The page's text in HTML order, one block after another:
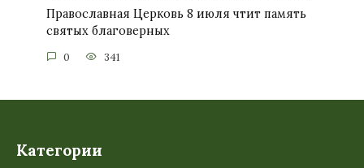
Православная Церковь 8 июля чтит память
святых благоверных
0 341
Категории